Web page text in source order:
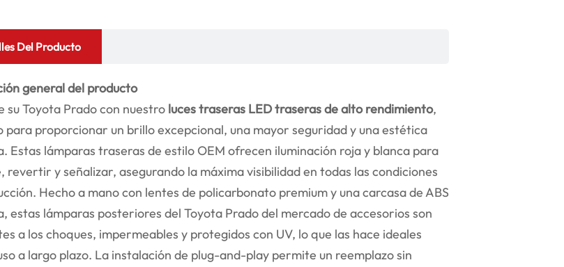
Del Producto
general del producto
su Toyota Prado con nuestro luces traseras LED traseras de alto rendimiento,
para proporcionar un brillo excepcional, una mayor seguridad y una estética
Estas lámparas traseras de estilo OEM ofrecen iluminación roja y blanca para
revertir y señalizar, asegurando la máxima visibilidad en todas las condiciones
Hecho a mano con lentes de policarbonato premium y una carcasa de ABS
estas lámparas posteriores del Toyota Prado del mercado de accesorios son
a los choques, impermeables y protegidos con UV, lo que las hace ideales
a largo plazo. La instalación de plug-and-play permite un reemplazo sin